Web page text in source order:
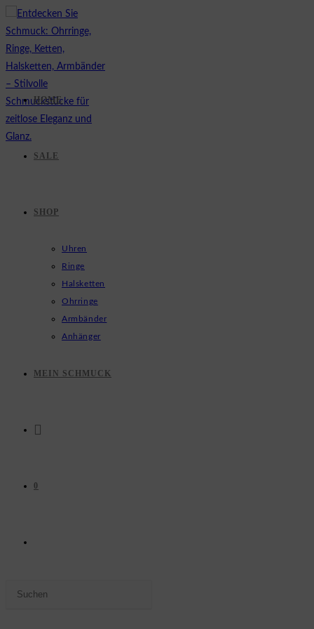
Zum
Inhalt
springen
HOME
SALE
SHOP
Uhren
Ringe
Halsketten
Ohrringe
Armbänder
Anhänger
MEIN SCHMUCK
0
SUCHE